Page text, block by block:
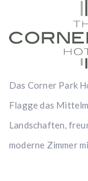
Das Corner Park
Flagge das
Landschaften,
moderne Zimmer